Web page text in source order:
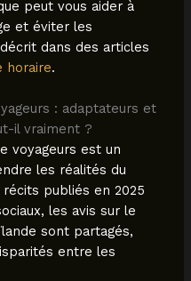
peut vous aider à
et éviter les
dans des articles
horaire.
: adaptateurs et
il vraiment ?
voyageurs est un
les réalités du
publiés en 2025
les avis sur le
sont partagés,
entre les